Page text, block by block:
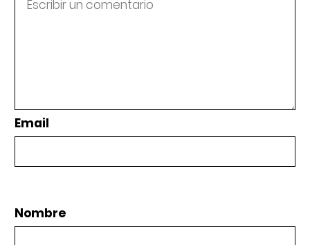
Email
Nombre